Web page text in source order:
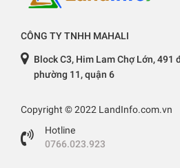
CÔNG TY TNHH MAHALI
Block C3, Him Lam Chợ Lớn, 491
phường 11, quận 6
Copyright © 2022 LandInfo.com.vn
Hotline
0766.023.923